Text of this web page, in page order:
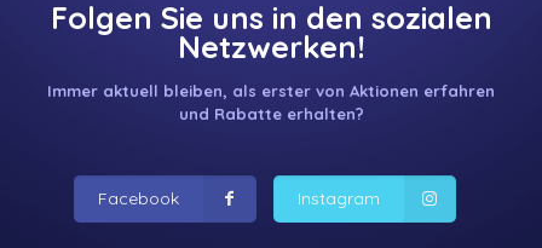
Folgen Sie uns in den sozialen
Netzwerken!
Immer aktuell bleiben, als erster von Aktionen erfahren
und Rabatte erhalten?
Facebook Instagram